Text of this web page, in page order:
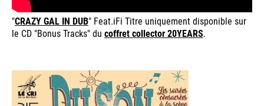
"CRAZY GAL IN DUB" Feat.iFi Titre uniquement disponible sur
le CD "Bonus Tracks" du coffret collector 20YEARS.